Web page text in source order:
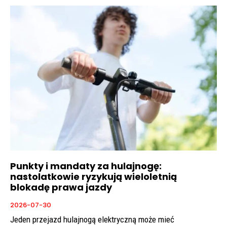
Punkty i mandaty za hulajnogę:
nastolatkowie ryzykują wieloletnią
blokadę prawa jazdy
2026-07-30
Jeden przejazd hulajnogą elektryczną może mieć